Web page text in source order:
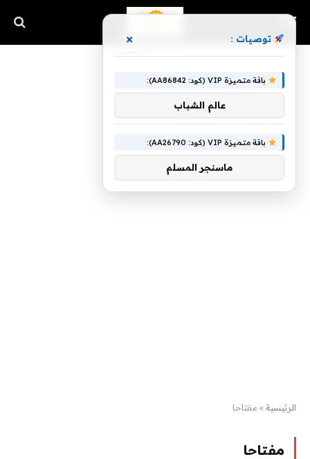
الرئيسية » مفتاحا
مفتاحا
توصيات : ×
باقة متميزة VIP (كود: AA86842):
عالم الشباب
باقة متميزة VIP (كود: AA26790):
ماسنجر المسلم